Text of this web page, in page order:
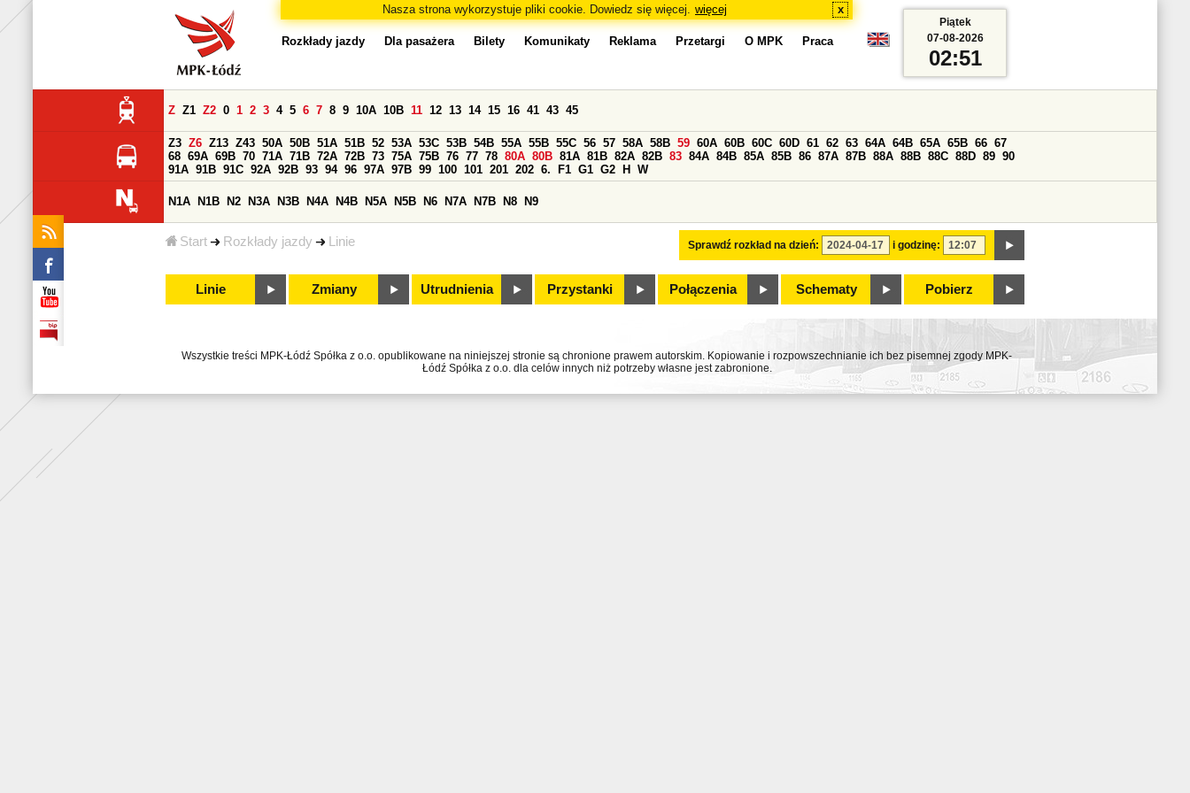
Nasza strona wykorzystuje pliki cookie. Dowiedz się więcej. więcej x
Start Rozkłady jazdy Linie
Rozkłady jazdy Dla pasażera Bilety Komunikaty Reklama Przetargi O MPK Praca
Sprawdź rozkład na dzień: i godzinę:
Z Z1 Z2 0 1 2 3 4 5 6 7 8 9 10A 10B 11 12 13 14 15 16 41 43 45
Z3 Z6 Z13 Z43 50A 50B 51A 51B 52 53A 53C 53B 54B 55A 55B 55C 56 57 58A 58B 59 60A 60B 60C 60D 61 62 63 64A 64B 65A 65B 66 67
68 69A 69B 70 71A 71B 72A 72B 73 75A 75B 76 77 78 80A 80B 81A 81B 82A 82B 83 84A 84B 85A 85B 86 87A 87B 88A 88B 88C 88D 89 90
91A 91B 91C 92A 92B 93 94 96 97A 97B 99 100 101 201 202 6. F1 G1 G2 H W
N1A N1B N2 N3A N3B N4A N4B N5A N5B N6 N7A N7B N8 N9
Linie Zmiany Utrudnienia Przystanki Połączenia Schematy Pobierz
Piątek
07-08-2026
02:51
Wszystkie treści MPK-Łódź Spółka z o.o. opublikowane na niniejszej stronie są chronione prawem autorskim. Kopiowanie i rozpowszechnianie ich bez pisemnej zgody MPK-
Łódź Spółka z o.o. dla celów innych niż potrzeby własne jest zabronione.